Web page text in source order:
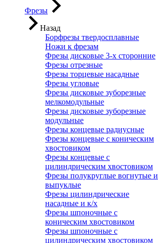
Фрезы
Назад
Борфрезы твердосплавные
Ножи к фрезам
Фрезы дисковые 3-х сторонние
Фрезы отрезные
Фрезы торцевые насадные
Фрезы угловые
Фрезы дисковые зуборезные
мелкомодульные
Фрезы дисковые зуборезные
модульные
Фрезы концевые радиусные
Фрезы концевые с коническим
хвостовиком
Фрезы концевые с
цилиндрическим хвостовиком
Фрезы полукруглые вогнутые и
выпуклые
Фрезы цилиндрические
насадные и к/х
Фрезы шпоночные с
коническим хвостовиком
Фрезы шпоночные с
цилиндрическим хвостовиком